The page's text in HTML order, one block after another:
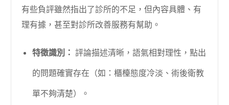
有些負評雖然指出了診所的不足，但內容具體、有
理有據，甚至對診所改善服務有幫助。
特徵識別： 評論描述清晰，語氣相對理性，點出
的問題確實存在（如：櫃檯態度冷淡、術後衛教
單不夠清楚）。